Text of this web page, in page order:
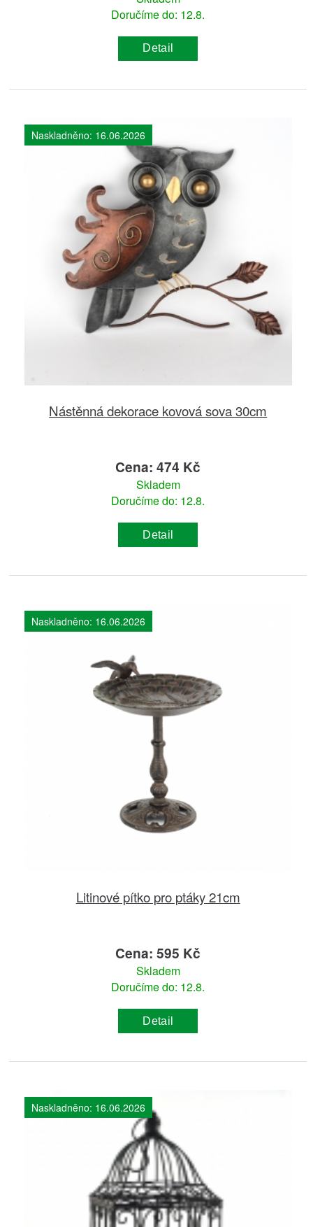
Doručíme do: 12.8.
Detail
Naskladněno: 16.06.2026
Nástěnná dekorace kovová sova 30cm
Cena: 474 Kč
Skladem
Doručíme do: 12.8.
Detail
Naskladněno: 16.06.2026
Litinové pítko pro ptáky 21cm
Cena: 595 Kč
Skladem
Doručíme do: 12.8.
Detail
Naskladněno: 16.06.2026